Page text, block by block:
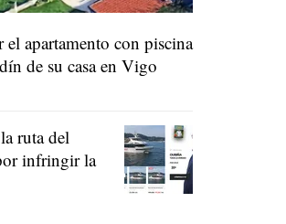
el apartamento con piscina
de su casa en Vigo
ruta del
infringir la